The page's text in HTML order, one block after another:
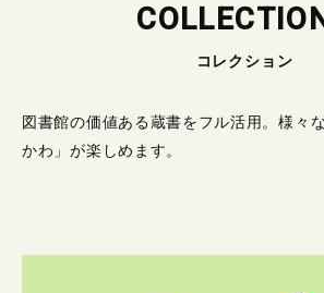
コレクション
図書館の価値ある蔵書をフル活用。様々
かわ」が楽しめます。